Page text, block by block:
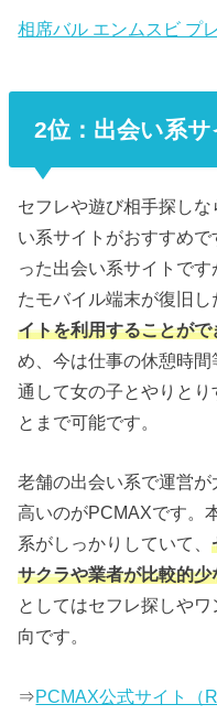
相席バル エンムスビ プ
2位：出会い系サ
セフレや遊び相手探し
い系サイトがおすすめ
った出会い系サイトで
たモバイル端末が復旧
イトを利用することがで
め、今は仕事の休憩時
通して女の子とやりと
とまで可能です。
老舗の出会い系で運営
高いのがPCMAXです。
系がしっかりしていて、
サクラや業者が比較的少
としてはセフレ探しや
向です。
⇒PCMAX公式サイト（